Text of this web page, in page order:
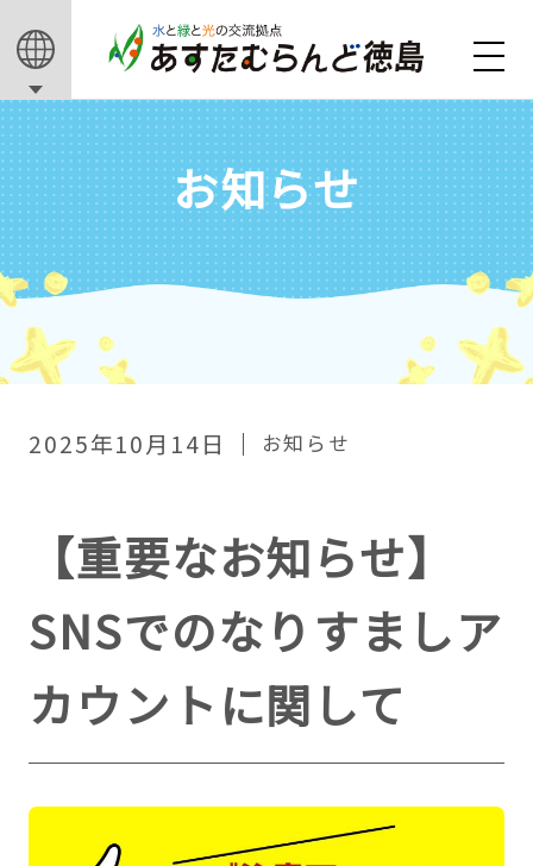
お知らせ
2025年10月14日 お知らせ
【重要なお知らせ】
SNSでのなりすましア
カウントに関して